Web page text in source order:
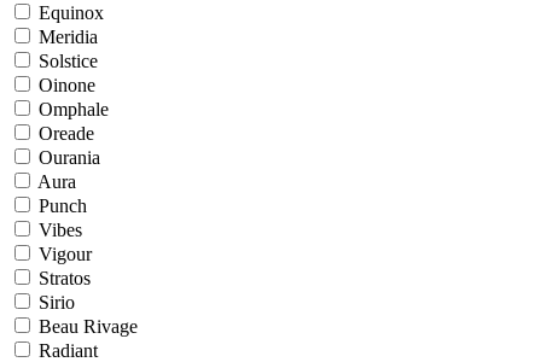
Equinox
Meridia
Solstice
Oinone
Omphale
Oreade
Ourania
Aura
Punch
Vibes
Vigour
Stratos
Sirio
Beau Rivage
Radiant